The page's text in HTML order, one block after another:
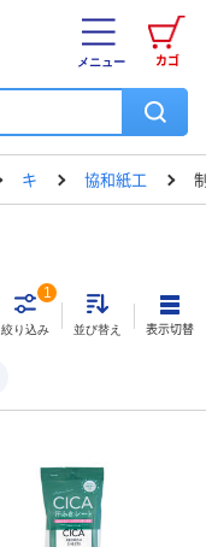
カゴ
メニュー
キ 協和紙工
絞り込み
1
並び替え 表示切替